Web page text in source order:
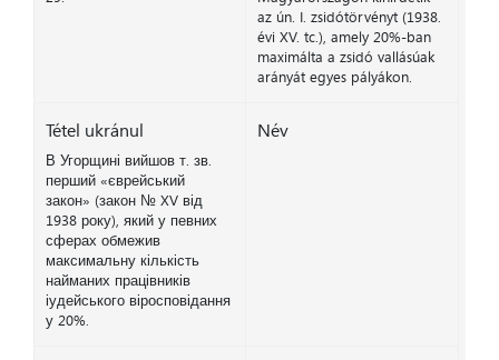
az ún. I. zsidótörvényt (1938.
évi XV. tc.), amely 20%-ban
maximálta a zsidó vallásúak
arányát egyes pályákon.
Tétel ukránul
В Угорщині вийшов т. зв.
перший «єврейський
закон» (закон № XV від
1938 року), який у певних
сферах обмежив
максимальну кількість
найманих працівників
іудейського віросповідання
у 20%.
Név